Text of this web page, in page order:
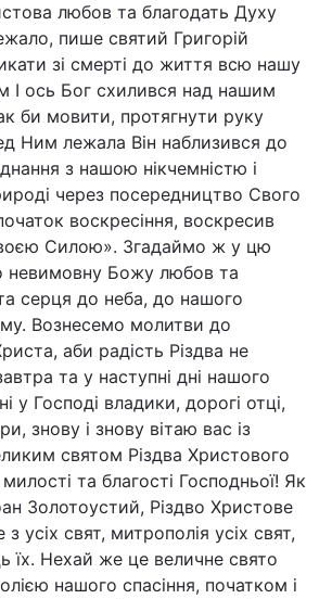
любов та благодать Духу
пише святий Григорій
зі смерті до життя всю нашу
І ось Бог схилився над нашим
би мовити, протягнути руку
Ним лежала Він наблизився до
з нашою нікчемністю і
через посередництво Свого
воскресіння, воскресив
Силою». Згадаймо ж у цю
невимовну Божу любов та
серця до неба, до нашого
Вознесемо молитви до
аби радість Різдва не
та у наступні дні нашого
у Господі владики, дорогі отці,
знову і знову вітаю вас із
святом Різдва Христового
та благості Господньої! Як
Золотоустий, Різдво Христове
усіх свят, митрополія усіх свят,
їх. Нехай же це величне свято
нашого спасіння, початком і